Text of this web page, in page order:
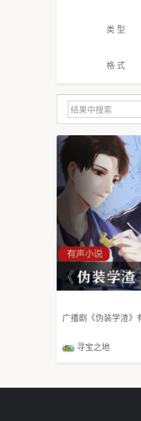
类 型
格 式
广播剧《伪装学渣》
寻宝之地